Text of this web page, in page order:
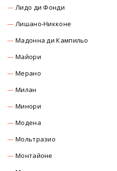
Лидо ди Фонди
Лишано-Никконе
Мадонна ди Кампильо
Майори
Мерано
Милан
Минори
Модена
Мольтразио
Монтайоне